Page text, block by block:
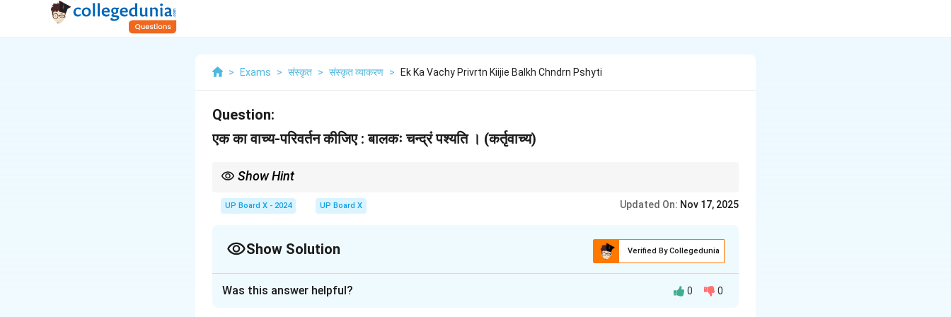
> Exams > संस्कृत > संस्कृत व्याकरण > Ek Ka Vachy Privrtn Kiijie Balkh Chndrn Pshyti
Question:
एक का वाच्य-परिवर्तन कीजिए : बालकः चन्द्रं पश्यति । (कर्तृवाच्य)
Show Hint
UP Board X - 2024 UP Board X Updated On: Nov 17, 2025
Show Solution Verified By Collegedunia
Was this answer helpful? 0 0